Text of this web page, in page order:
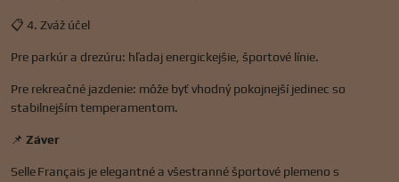
📋 4. Zváž účel
Pre parkúr a drezúru: hľadaj energickejšie, športové línie.
Pre rekreačné jazdenie: môže byť vhodný pokojnejší jedinec so
stabilnejším temperamentom.
📌 Záver
Selle Français je elegantné a všestranné športové plemeno s